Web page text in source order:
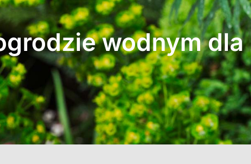
wodnym